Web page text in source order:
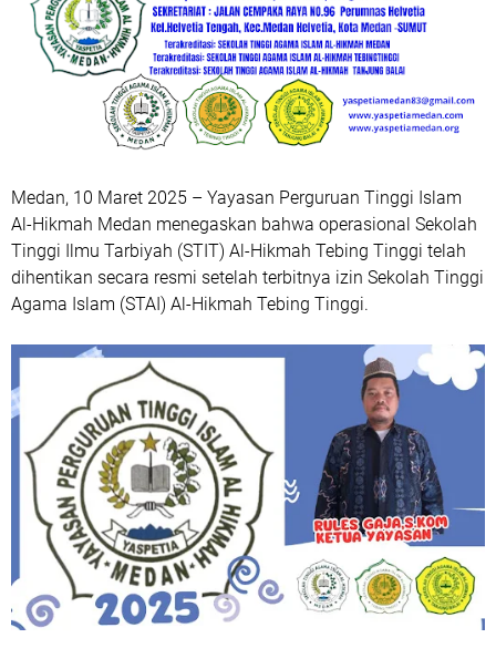
Medan, 10 Maret 2025 – Yayasan Perguruan Tinggi Islam
Al-Hikmah Medan menegaskan bahwa operasional Sekolah
Tinggi Ilmu Tarbiyah (STIT) Al-Hikmah Tebing Tinggi telah
dihentikan secara resmi setelah terbitnya izin Sekolah Tinggi
Agama Islam (STAI) Al-Hikmah Tebing Tinggi.